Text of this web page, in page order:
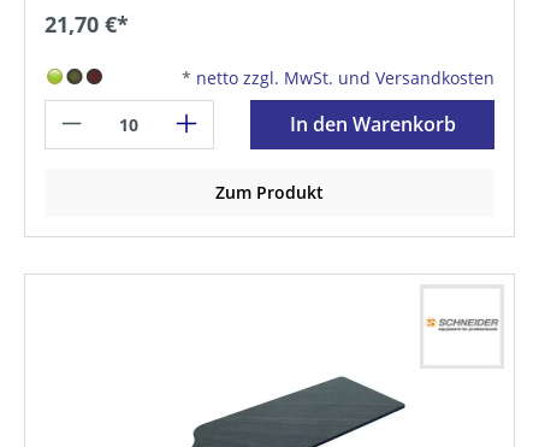
21,70 €*
* netto zzgl. MwSt. und Versandkosten
In den Warenkorb
Zum Produkt